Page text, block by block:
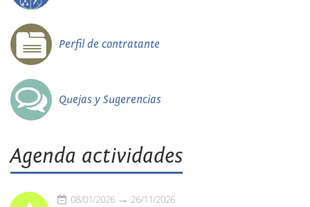
Perfil de contratante
Quejas y Sugerencias
Agenda actividades
08/01/2026 26/11/2026